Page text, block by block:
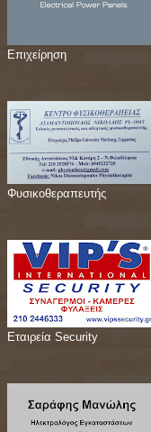
Επιχείρηση
Φυσικοθεραπευτής
Εταιρεία Security